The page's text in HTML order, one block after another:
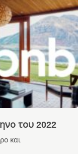
του 2022
και